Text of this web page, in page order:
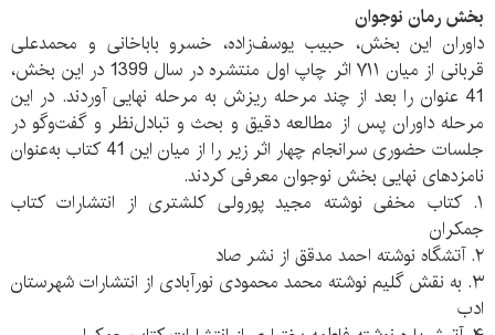
بخش رمان نوجوان
داوران این بخش، حبیب یوسف‌زاده، خسرو باباخانی و محمدعلی
قربانی از میان ۷۱۱ اثر چاپ اول منتشره در سال 1399 در این بخش،
41 عنوان را بعد از چند مرحله ریزش به مرحله نهایی آوردند. در این
مرحله داوران پس از مطالعه دقیق و بحث و تبادل‌نظر و گفت‌وگو در
جلسات حضوری سرانجام چهار اثر زیر را از میان این 41 کتاب به‌عنوان
نامزدهای نهایی بخش نوجوان معرفی کردند.
۱. کتاب مخفی نوشته مجید پورولی کلشتری از انتشارات کتاب
جمکران
۲. آتشگاه نوشته احمد مدقق از نشر صاد
۳. به نقش گلیم نوشته محمد محمودی نورآبادی از انتشارات شهرستان
ادب